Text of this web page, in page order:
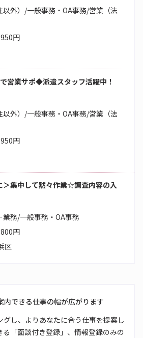
以外）/一般事務・OA事務/営業（法
円
営業サポ◆派遣スタッフ活躍中！
以外）/一般事務・OA事務/営業（法
円
＞集中して黙々作業☆調査内容の入
業務/一般事務・OA事務
円
区
内できる仕事の幅が広がります
し、よりあなたに合う仕事を提案し
る「面談付き登録」、情報登録のみの